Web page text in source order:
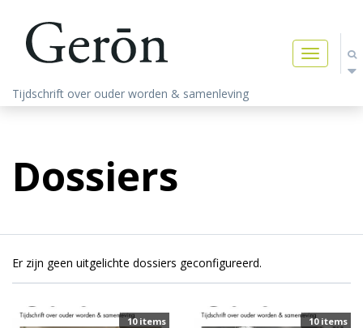
Toggle
navigation
Tijdschrift over ouder worden & samenleving
Dossiers
Er zijn geen uitgelichte dossiers geconfigureerd.
10 items 10 items